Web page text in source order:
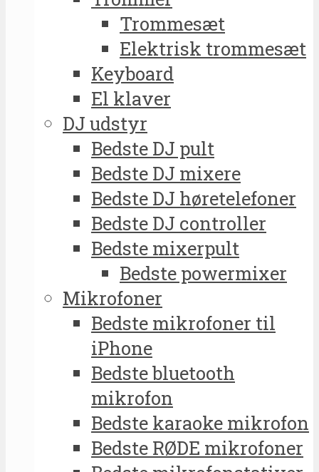
Trommesæt
Elektrisk trommesæt
Keyboard
El klaver
DJ udstyr
Bedste DJ pult
Bedste DJ mixere
Bedste DJ høretelefoner
Bedste DJ controller
Bedste mixerpult
Bedste powermixer
Mikrofoner
Bedste mikrofoner til
iPhone
Bedste bluetooth
mikrofon
Bedste karaoke mikrofon
Bedste RØDE mikrofoner